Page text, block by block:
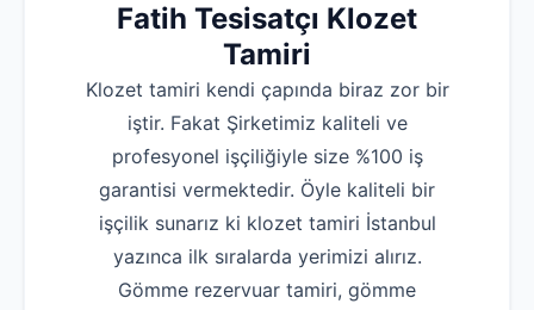
Fatih Tesisatçı Klozet
Tamiri
Klozet tamiri kendi çapında biraz zor bir
iştir. Fakat Şirketimiz kaliteli ve
profesyonel işçiliğiyle size %100 iş
garantisi vermektedir. Öyle kaliteli bir
işçilik sunarız ki klozet tamiri İstanbul
yazınca ilk sıralarda yerimizi alırız.
Gömme rezervuar tamiri, gömme